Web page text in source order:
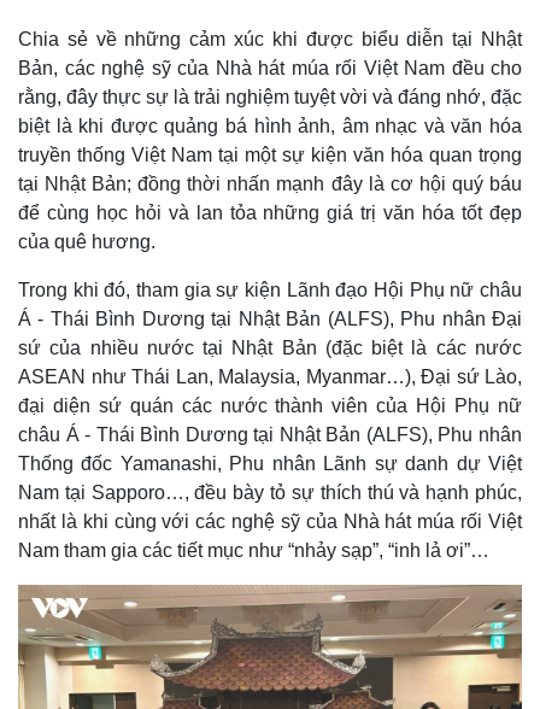
Pháp luật
Tin nóng
Tư vấn luật
Việt Nam
Phân tích
Chia sẻ về những cảm xúc khi được biểu diễn tại Nhật
Bản, các nghệ sỹ của Nhà hát múa rối Việt Nam đều cho
rằng, đây thực sự là trải nghiệm tuyệt vời và đáng nhớ, đặc
biệt là khi được quảng bá hình ảnh, âm nhạc và văn hóa
truyền thống Việt Nam tại một sự kiện văn hóa quan trọng
tại Nhật Bản; đồng thời nhấn mạnh đây là cơ hội quý báu
để cùng học hỏi và lan tỏa những giá trị văn hóa tốt đẹp
của quê hương.
Trong khi đó, tham gia sự kiện Lãnh đạo Hội Phụ nữ châu
Á - Thái Bình Dương tại Nhật Bản (ALFS), Phu nhân Đại
sứ của nhiều nước tại Nhật Bản (đặc biệt là các nước
ASEAN như Thái Lan, Malaysia, Myanmar…), Đại sứ Lào,
đại diện sứ quán các nước thành viên của Hội Phụ nữ
châu Á - Thái Bình Dương tại Nhật Bản (ALFS), Phu nhân
Thống đốc Yamanashi, Phu nhân Lãnh sự danh dự Việt
Nam tại Sapporo…, đều bày tỏ sự thích thú và hạnh phúc,
nhất là khi cùng với các nghệ sỹ của Nhà hát múa rối Việt
Nam tham gia các tiết mục như “nhảy sạp”, “inh lả ơi”…